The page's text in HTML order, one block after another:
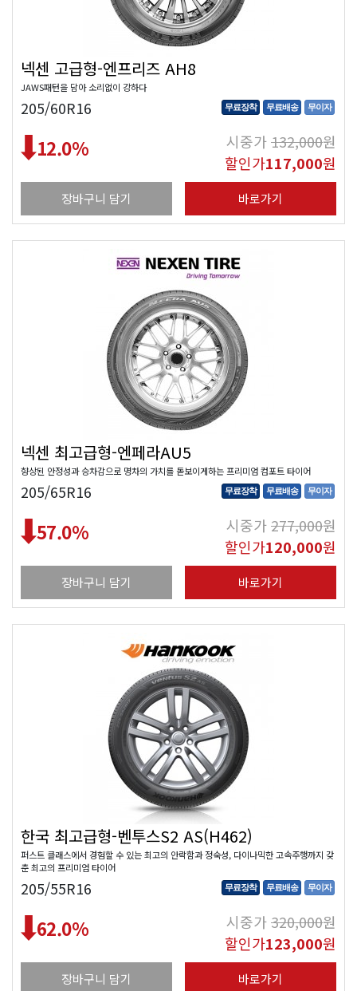
넥센 고급형-엔프리즈 AH8
JAWS패턴을 담아 소리없이 강하다
205/60R16 무료장착 무료배송 무이자
12.0% 시중가132,000원
할인가117,000원
장바구니 담기 바로가기
넥센 최고급형-엔페라AU5
향상된 안정성과 승차감으로 명차의 가치를 돋보이게하는 프리미엄 컴포트 타이어
205/65R16 무료장착 무료배송 무이자
57.0% 시중가277,000원
할인가120,000원
장바구니 담기 바로가기
한국 최고급형-벤투스S2 AS(H462)
퍼스트 클래스에서 경험할 수 있는 최고의 안락함과 정숙성, 다이나믹한 고속주행까지 갖
춘 최고의 프리미엄 타이어
205/55R16 무료장착 무료배송 무이자
62.0% 시중가320,000원
할인가123,000원
장바구니 담기 바로가기